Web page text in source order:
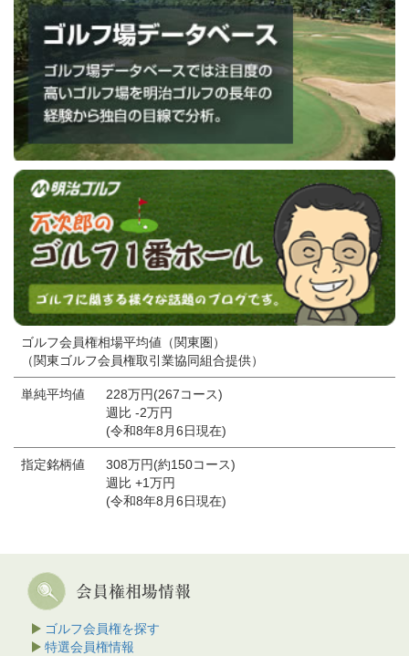
ゴルフ会員権相場平均値（関東圏）
（関東ゴルフ会員権取引業協同組合提供）
単純平均値
228万円(267コース)
週比 -2万円
(令和8年8月6日現在)
指定銘柄値
308万円(約150コース)
週比 +1万円
(令和8年8月6日現在)
ゴルフ会員権を探す
特選会員権情報